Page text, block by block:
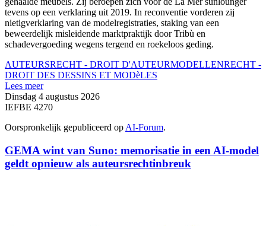
tevens op een verklaring uit 2019. In reconventie vorderen zij
nietigverklaring van de modelregistraties, staking van een
beweerdelijk misleidende marktpraktijk door Tribù en
schadevergoeding wegens tergend en roekeloos geding.
AUTEURSRECHT - DROIT D'AUTEURMODELLENRECHT -
DROIT DES DESSINS ET MODèLES
Lees meer
Dinsdag 4 augustus 2026
IEFBE 4270
Oorspronkelijk gepubliceerd op AI-Forum.
GEMA wint van Suno: memorisatie in een AI-model
geldt opnieuw als auteursrechtinbreuk